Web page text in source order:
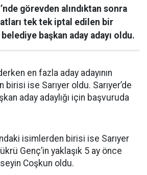
görevden alındıktan sonra
tek tek iptal edilen bir
belediye başkan aday adayı oldu.
en fazla aday adayının
birisi ise Sarıyer oldu. Sarıyer’de
aday adaylığı için başvuruda
isimlerden birisi ise Sarıyer
Genç’in yaklaşık 5 ay önce
Coşkun oldu.